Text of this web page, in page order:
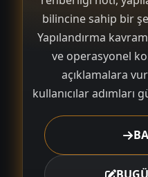
bilincine sahip bir
Yapılandırma
ve operasyonel
açıklamalara
kullanıcılar adımları